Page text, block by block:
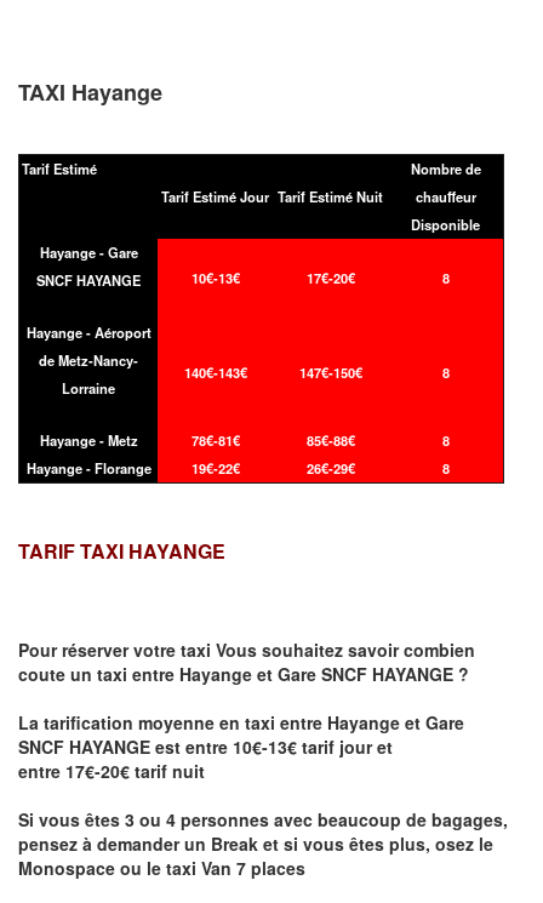
TAXI Hayange
Tarif Estimé
Tarif Estimé Jour Tarif Estimé Nuit
Nombre de
chauffeur
Disponible
Hayange - Gare
SNCF HAYANGE
10€-13€ 17€-20€ 8
Hayange - Aéroport
de Metz-Nancy-
Lorraine
140€-143€ 147€-150€ 8
Hayange - Metz 78€-81€ 85€-88€
8
Hayange - Florange
19€-22€ 26€-29€ 8
TARIF TAXI HAYANGE
Pour réserver votre taxi Vous souhaitez savoircombien
coute un taxi entre Hayange et Gare SNCF HAYANGE ?
La tarification moyenne en taxi entre Hayange et Gare
SNCF HAYANGE est entre 10€-13€ tarif jour et
entre 17€-20€ tarif nuit
Si vous êtes 3 ou 4 personnes avec beaucoup de bagages,
pensez à demander un Break et si vous êtes plus, osez le
Monospace ou le taxi Van 7 places